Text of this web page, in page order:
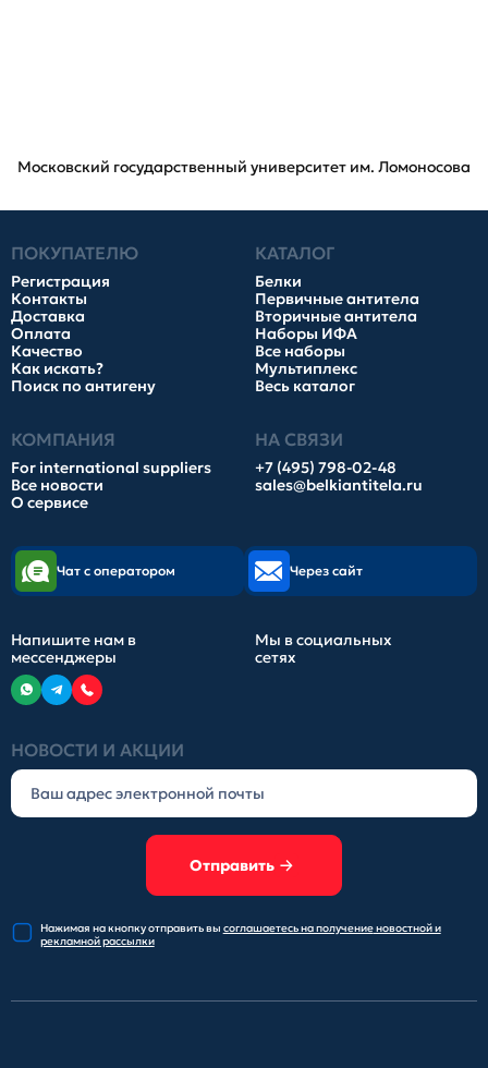
Московский государственный университет им. Ломоносова
ПОКУПАТЕЛЮ
Регистрация
Контакты
Доставка
Оплата
Качество
Как искать?
Поиск по антигену
КАТАЛОГ
Белки
Первичные антитела
Вторичные антитела
Наборы ИФА
Все наборы
Мультиплекс
Весь каталог
КОМПАНИЯ
For international suppliers
Все новости
О сервисе
НА СВЯЗИ
+7 (495) 798-02-48
sales@belkiantitela.ru
НОВОСТИ И АКЦИИ
Отправить
Нажимая на кнопку отправитьвы соглашаетесь на получениеновостной и
рекламной рассылки
Чат с оператором Через сайт
Напишите нам в
мессенджеры
Мы в социальных
сетях